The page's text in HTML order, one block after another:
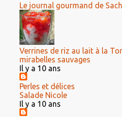
Le journal gourmand de
Verrines de riz au lait à la
mirabelles sauvages
Il y a 10 ans
Perles et délices
Salade Nicole
Il y a 10 ans